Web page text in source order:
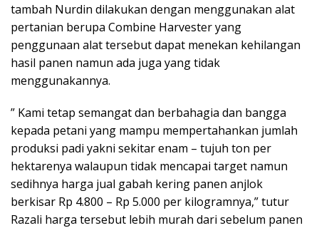
tambah Nurdin dilakukan dengan menggunakan alat
pertanian berupa Combine Harvester yang
penggunaan alat tersebut dapat menekan kehilangan
hasil panen namun ada juga yang tidak
menggunakannya.
” Kami tetap semangat dan berbahagia dan bangga
kepada petani yang mampu mempertahankan jumlah
produksi padi yakni sekitar enam – tujuh ton per
hektarenya walaupun tidak mencapai target namun
sedihnya harga jual gabah kering panen anjlok
berkisar Rp 4.800 – Rp 5.000 per kilogramnya,” tutur
Razali harga tersebut lebih murah dari sebelum panen